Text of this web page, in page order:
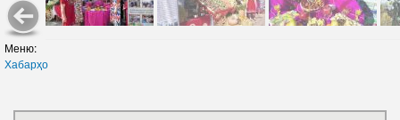
Меню:
Хабарҳо